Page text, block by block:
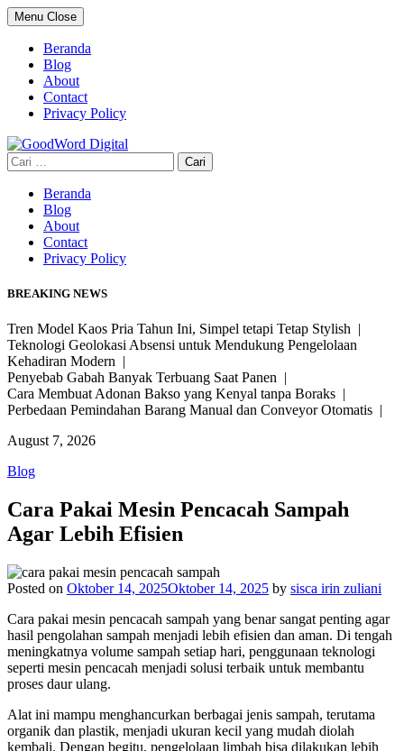
Skip
to
content
Menu Close
Beranda
Blog
About
Contact
Privacy Policy
Cari
untuk:
Beranda
Blog
About
Contact
Privacy Policy
BREAKING NEWS
Tren Model Kaos Pria Tahun Ini, Simpel tetapi Tetap Stylish |
Teknologi Geolokasi Absensi untuk Mendukung Pengelolaan
Kehadiran Modern |
Penyebab Gabah Banyak Terbuang Saat Panen |
Cara Membuat Adonan Bakso yang Kenyal tanpa Boraks |
Perbedaan Pemindahan Barang Manual dan Conveyor Otomatis |
August 7, 2026
Blog
Cara Pakai Mesin Pencacah Sampah
Agar Lebih Efisien
Posted on Oktober 14, 2025Oktober 14, 2025 by sisca irin zuliani
Cara pakai mesin pencacah sampah yang benar sangat penting agar
hasil pengolahan sampah menjadi lebih efisien dan aman. Di tengah
meningkatnya volume sampah setiap hari, penggunaan teknologi
seperti mesin pencacah menjadi solusi terbaik untuk membantu
proses daur ulang.
Alat ini mampu menghancurkan berbagai jenis sampah, terutama
organik dan plastik, menjadi ukuran kecil yang mudah diolah
kembali. Dengan begitu, pengelolaan limbah bisa dilakukan lebih